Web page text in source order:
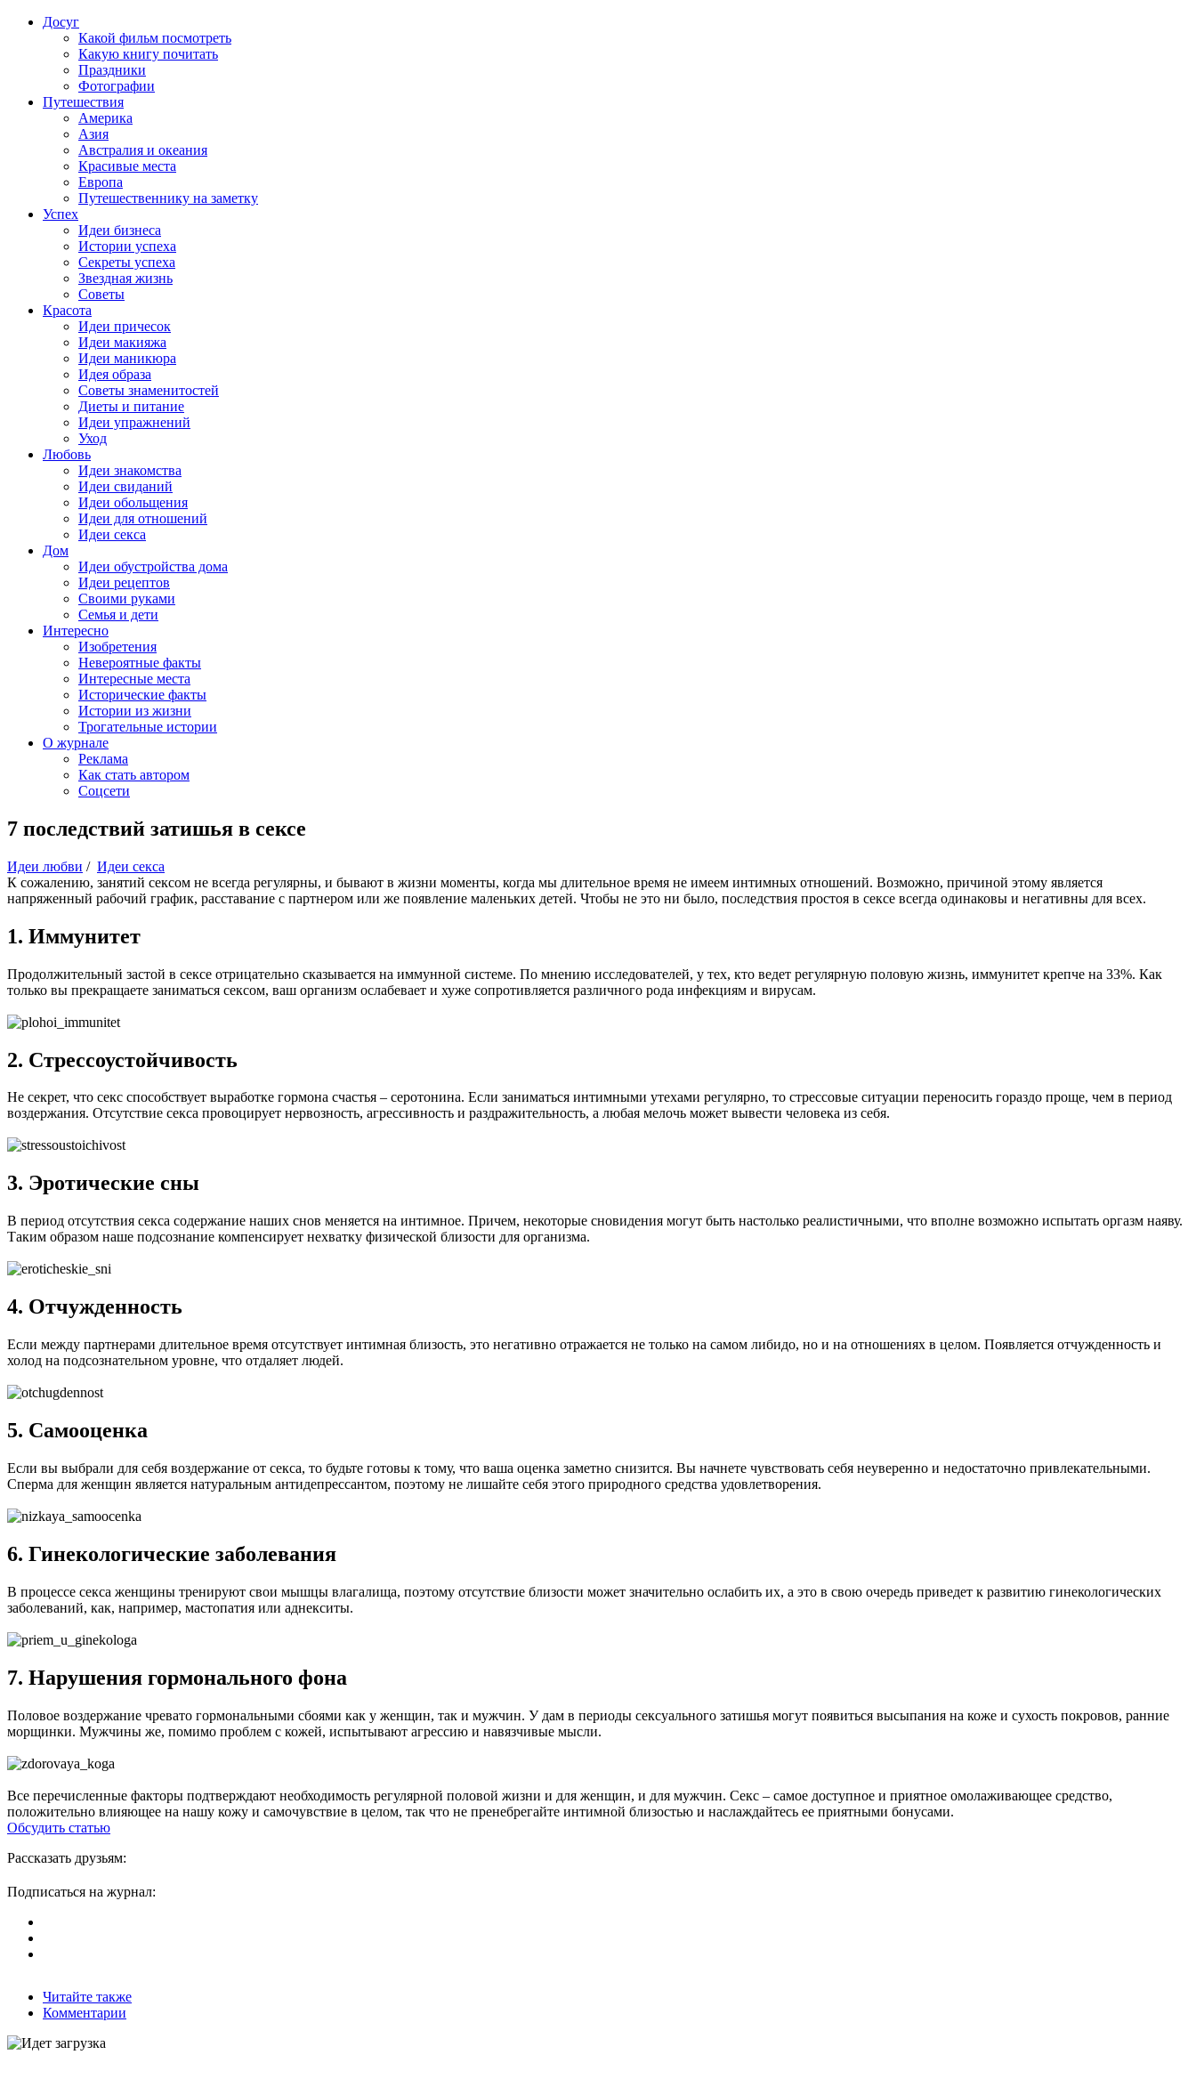
Досуг
Какой фильм посмотреть
Какую книгу почитать
Праздники
Фотографии
Путешествия
Америка
Азия
Австралия и океания
Красивые места
Европа
Путешественнику на заметку
Успех
Идеи бизнеса
Истории успеха
Секреты успеха
Звездная жизнь
Советы
Красота
Идеи причесок
Идеи макияжа
Идеи маникюра
Идея образа
Советы знаменитостей
Диеты и питание
Идеи упражнений
Уход
Любовь
Идеи знакомства
Идеи свиданий
Идеи обольщения
Идеи для отношений
Идеи секса
Дом
Идеи обустройства дома
Идеи рецептов
Своими руками
Семья и дети
Интересно
Изобретения
Невероятные факты
Интересные места
Исторические факты
Истории из жизни
Трогательные истории
О журнале
Реклама
Как стать автором
Соцсети
7 последствий затишья в сексе
Идеи любви / Идеи секса
К сожалению, занятий сексом не всегда регулярны, и бывают в жизни моменты, когда мы длительное время не имеем интимных отношений. Возможно, причиной этому является
напряженный рабочий график, расставание с партнером или же появление маленьких детей. Чтобы не это ни было, последствия простоя в сексе всегда одинаковы и негативны для всех.
1. Иммунитет
Продолжительный застой в сексе отрицательно сказывается на иммунной системе. По мнению исследователей, у тех, кто ведет регулярную половую жизнь, иммунитет крепче на 33%. Как
только вы прекращаете заниматься сексом, ваш организм ослабевает и хуже сопротивляется различного рода инфекциям и вирусам.
2. Стрессоустойчивость
Не секрет, что секс способствует выработке гормона счастья – серотонина. Если заниматься интимными утехами регулярно, то стрессовые ситуации переносить гораздо проще, чем в период
воздержания. Отсутствие секса провоцирует нервозность, агрессивность и раздражительность, а любая мелочь может вывести человека из себя.
3. Эротические сны
В период отсутствия секса содержание наших снов меняется на интимное. Причем, некоторые сновидения могут быть настолько реалистичными, что вполне возможно испытать оргазм наяву.
Таким образом наше подсознание компенсирует нехватку физической близости для организма.
4. Отчужденность
Если между партнерами длительное время отсутствует интимная близость, это негативно отражается не только на самом либидо, но и на отношениях в целом. Появляется отчужденность и
холод на подсознательном уровне, что отдаляет людей.
5. Самооценка
Если вы выбрали для себя воздержание от секса, то будьте готовы к тому, что ваша оценка заметно снизится. Вы начнете чувствовать себя неуверенно и недостаточно привлекательными.
Сперма для женщин является натуральным антидепрессантом, поэтому не лишайте себя этого природного средства удовлетворения.
6. Гинекологические заболевания
В процессе секса женщины тренируют свои мышцы влагалища, поэтому отсутствие близости может значительно ослабить их, а это в свою очередь приведет к развитию гинекологических
заболеваний, как, например, мастопатия или аднекситы.
7. Нарушения гормонального фона
Половое воздержание чревато гормональными сбоями как у женщин, так и мужчин. У дам в периоды сексуального затишья могут появиться высыпания на коже и сухость покровов, ранние
морщинки. Мужчины же, помимо проблем с кожей, испытывают агрессию и навязчивые мысли.
Все перечисленные факторы подтверждают необходимость регулярной половой жизни и для женщин, и для мужчин. Секс – самое доступное и приятное омолаживающее средство,
положительно влияющее на нашу кожу и самочувствие в целом, так что не пренебрегайте интимной близостью и наслаждайтесь ее приятными бонусами.
Обсудить статью
Рассказать друзьям:
Подписаться на журнал:
Читайте также
Комментарии